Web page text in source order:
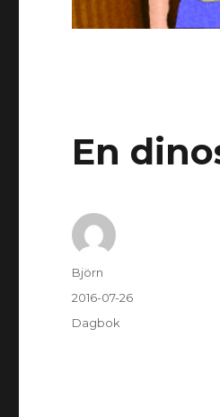
En
Författare
Björn
Postat
2016-07-26
Kategorier
Dagbok